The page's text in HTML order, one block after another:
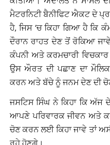
ਮੈਟਰਨਿਟੀ ਬੈਨੀਫਿਟ ਐਕਟ ਦੇ
ਹੈ, ਜਿਸ ‘ਚ ਕਿਹਾ ਗਿਆ ਹੈ ਕਿ
ਦੌਰਾਨ ਰਾਹਤ ਦੇਣ ਤੋਂ ਰੋਕਿਆ
ਕੰਪਨੀ ਅਤੇ ਕਰਮਚਾਰੀ
ਉਸ ਔਰਤ ਦੀ ਪਛਾਣ ਦਾ
ਕਰਨ ਅਤੇ ਬੱਚੇ ਨੂੰ ਜਨਮ ਦੇਣ ਦੀ
ਜਸਟਿਸ ਸਿੰਘ ਨੇ ਕਿਹਾ ਕਿ
ਆਪਣੇ ਪਰਿਵਾਰਕ ਜੀਵਨ ਅਤੇ
ਚੋਣ ਕਰਨ ਲਈ ਕਿਹਾ ਜਾਵੇ ਤਾਂ
ਰਹੇ ਹੋਣਗੇ।